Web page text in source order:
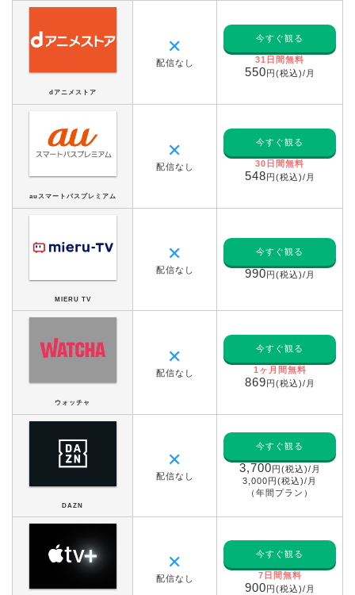
dアニメストア
✕
配信なし
今すぐ観る
31日間無料
550円(税込)/月
auスマートパスプレミアム
✕
配信なし
今すぐ観る
30日間無料
548円(税込)/月
MIERU TV
✕
配信なし
今すぐ観る
990円(税込)/月
ウォッチャ
✕
配信なし
今すぐ観る
1ヶ月間無料
869円(税込)/月
DAZN
✕
配信なし
今すぐ観る
3,700円(税込)/月
3,000円(税込)/月
（年間プラン）
✕
配信なし
今すぐ観る
7日間無料
900円(税込)/月